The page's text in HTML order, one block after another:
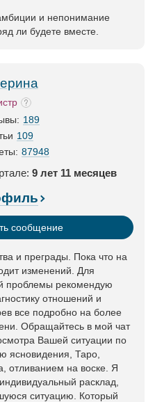
и непонимание
ли будете вместе.
189
109
87948
9 лет 11 месяцев
сообщение
и преграды. Пока что на
изменений. Для
рекомендую
отношений и
все подробно на более
Обращайтесь в мой чат
Вашей ситуации по
Таро,
отливанием на воске. Я
расклад,
ситуацию. Который